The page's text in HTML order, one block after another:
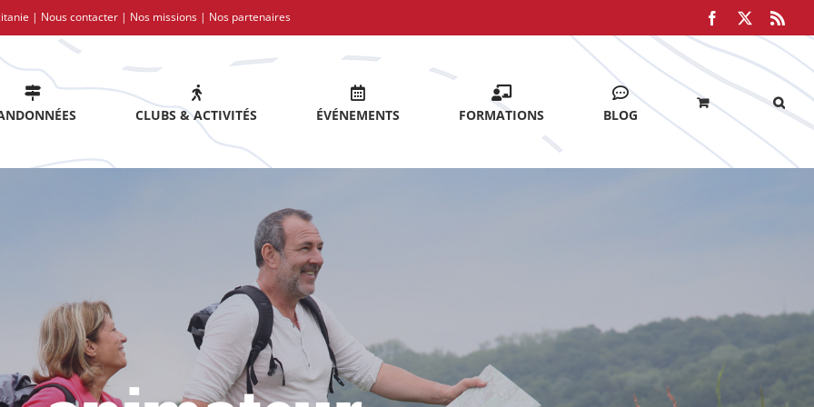
| Nous contacter | Nos missions | Nos partenaires Facebook
CLUBS & ACTIVITÉS ÉVÉNEMENTS FORMATIONS BLOG